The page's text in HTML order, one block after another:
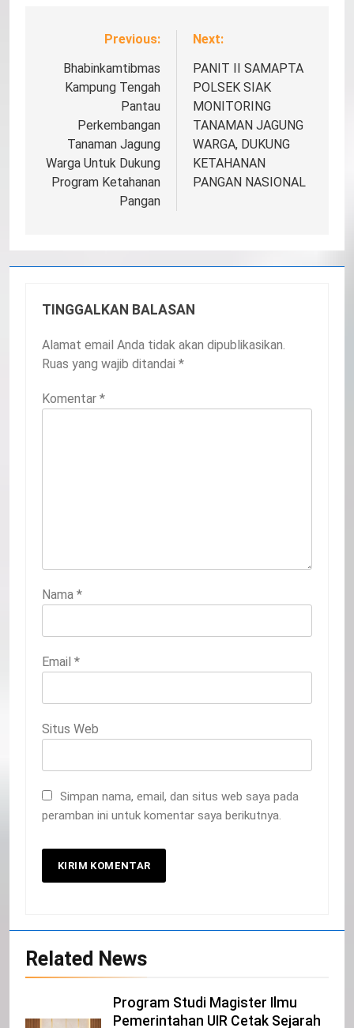
posBhabinkamtibmas
Kampung Tengah
Pantau
Perkembangan
Tanaman Jagung
Warga Untuk Dukung
Program Ketahanan
PANIT II SAMAPTA
POLSEK SIAK
MONITORING
TANAMAN JAGUNG
WARGA, DUKUNG
KETAHANAN
Alamat email Anda tidak akan dipublikasikan.
Komentar*
Nama*
Email*
Situs Web
Simpan nama, email, dan situs web saya pada
Related News
Program Studi Magister Ilmu
Selamat Hari Kebangkitan Nasional
Iklan Pemerintah Kabupaten Siak